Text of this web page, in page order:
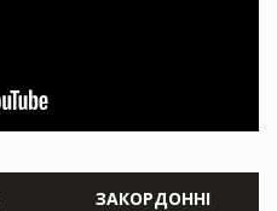
ЗАКОРДОННІ